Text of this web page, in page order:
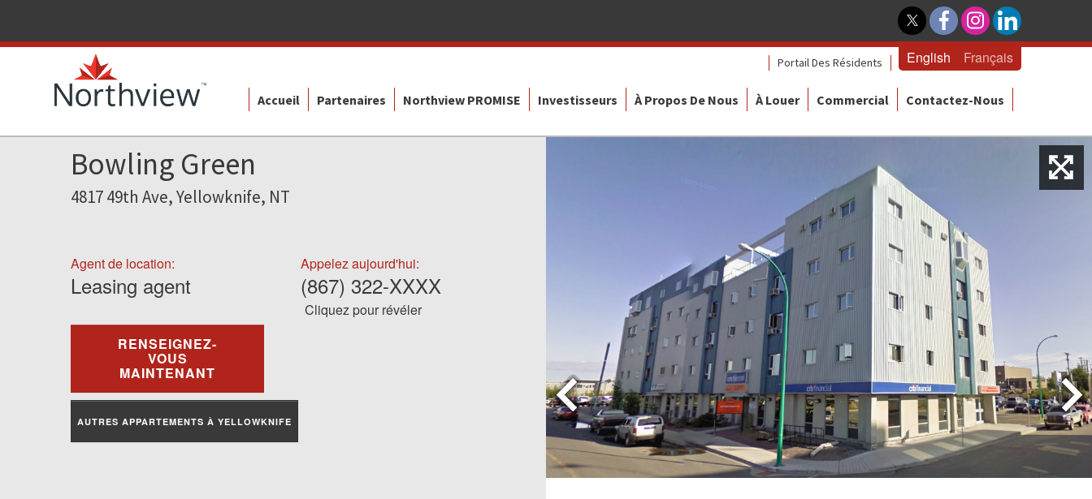
Portail Des Résidents English Français
Accueil Partenaires Northview PROMISE Investisseurs À Propos De Nous À Louer Commercial Contactez-Nous
Bowling Green
4817 49th Ave, Yellowknife, NT
Agent de location:
Leasing agent
Appelez aujourd'hui:
(867) 322-XXXX
Cliquez pour révéler
RENSEIGNEZ-
VOUS
MAINTENANT
AUTRES APPARTEMENTS À YELLOWKNIFE